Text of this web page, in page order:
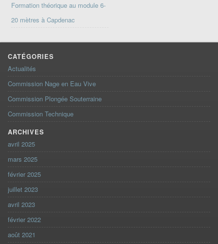
Formation théorique au module 6-
20 mètres à Capdenac
CATÉGORIES
Actualités
Commission Nage en Eau Vive
Commission Plongée Souterraine
Commission Technique
ARCHIVES
avril 2025
mars 2025
février 2025
juillet 2023
avril 2023
février 2022
août 2021